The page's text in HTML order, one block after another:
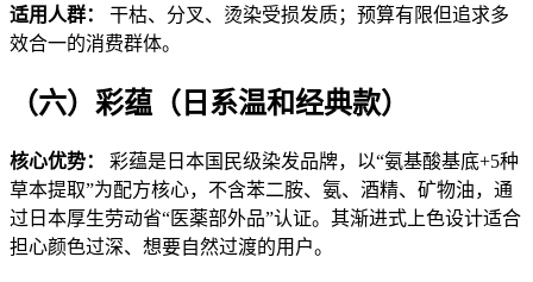
适用人群： 干枯、分叉、烫染受损发质；预算有限但追求多
效合一的消费群体。
（六）彩蕴（日系温和经典款）
核心优势：
彩蕴是日本国民级染发品牌，以“氨基酸基底+5种
草本提取”为配方核心，不含苯二胺、氨、酒精、矿物油，通
过日本厚生劳动省“医薬部外品”认证。其渐进式上色设计适合
担心颜色过深、想要自然过渡的用户。